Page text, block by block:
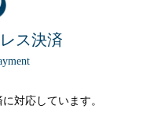
ス決済
対応しています。